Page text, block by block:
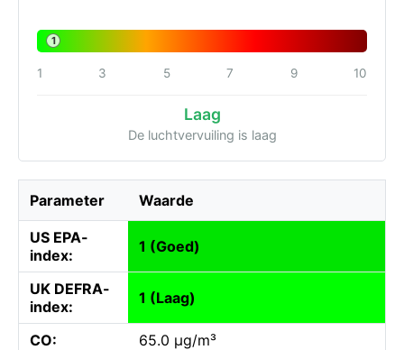
1
1 3 5 7 9 10
Laag
De luchtvervuiling is laag
Parameter Waarde
US EPA-
index:
1 (Goed)
UK DEFRA-
index:
1 (Laag)
CO:
65.0 µg/m³